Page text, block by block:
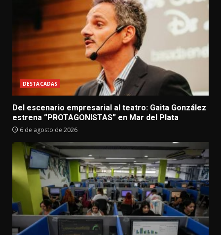
DESTACADAS
Del escenario empresarial al teatro: Gaita González
estrena “PROTAGONISTAS” en Mar del Plata
6 de agosto de 2026